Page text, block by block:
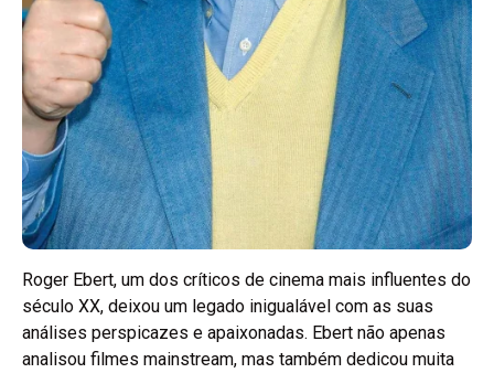
Roger Ebert, um dos críticos de cinema mais influentes do
século XX, deixou um legado inigualável com as suas
análises perspicazes e apaixonadas. Ebert não apenas
analisou filmes mainstream, mas também dedicou muita